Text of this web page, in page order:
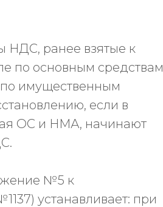
НДС, ранее взятые к
по основным средствам
имущественным
если в
ОС и НМА, начинают
№5 к
устанавливает: при